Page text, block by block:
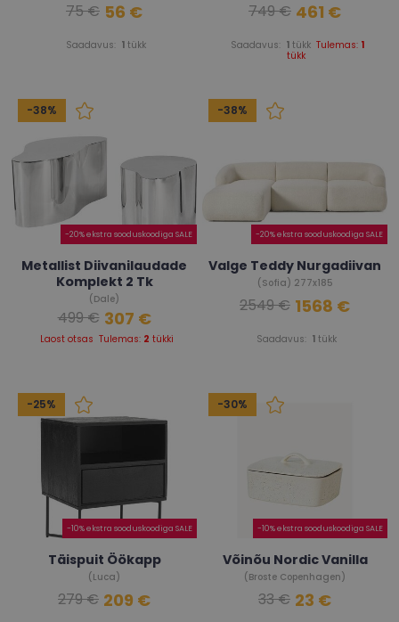
Saadavus: 1tükk
75 € 56 €
Saadavus: 1 tükk Tulemas: 1
tükk
749 € 461 €
-38%
-20% ekstra sooduskoodiga SALE
Metallist Diivanilaudade
Komplekt 2 Tk
(Dale)
Laost otsas Tulemas: 2 tükki
499 € 307 €
-38%
-20% ekstra sooduskoodiga SALE
Valge Teddy Nurgadiivan
(Sofia) 277x185
Saadavus: 1tükk
2549 € 1568 €
-25%
-10% ekstra sooduskoodiga SALE
Täispuit Öökapp
(Luca)
279 € 209 €
-30%
-10% ekstra sooduskoodiga SALE
Võinõu Nordic Vanilla
(Broste Copenhagen)
33 € 23 €